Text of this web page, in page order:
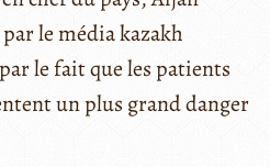
le média kazakh
le fait que les patients
un plus grand danger